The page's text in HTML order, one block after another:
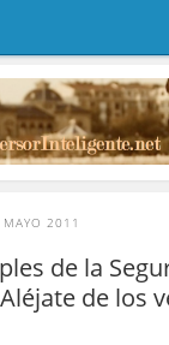
MAYO 2011
de la
de los